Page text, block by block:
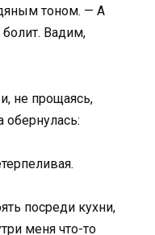
тоном. — А
болит. Вадим,
не прощаясь,
посреди кухни,
меня что-то